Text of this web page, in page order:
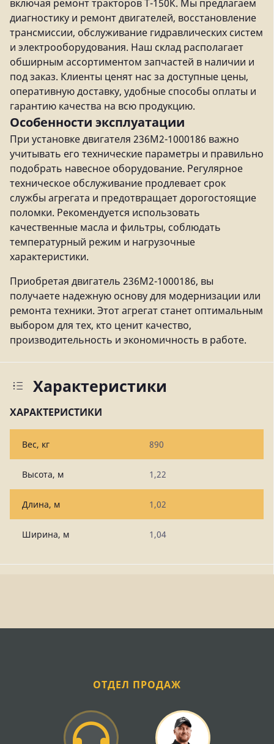
включая ремонт тракторов Т-150К. Мы предлагаем
диагностику и ремонт двигателей, восстановление
трансмиссии, обслуживание гидравлических систем
и электрооборудования. Наш склад располагает
обширным ассортиментом запчастей в наличии и
под заказ. Клиенты ценят нас за доступные цены,
оперативную доставку, удобные способы оплаты и
гарантию качества на всю продукцию.
Особенности эксплуатации
При установке двигателя 236М2-1000186 важно
учитывать его технические параметры и правильно
подобрать навесное оборудование. Регулярное
техническое обслуживание продлевает срок
службы агрегата и предотвращает дорогостоящие
поломки. Рекомендуется использовать
качественные масла и фильтры, соблюдать
температурный режим и нагрузочные
характеристики.
Приобретая двигатель 236М2-1000186, вы
получаете надежную основу для модернизации или
ремонта техники. Этот агрегат станет оптимальным
выбором для тех, кто ценит качество,
производительность и экономичность в работе.
Характеристики
ХАРАКТЕРИСТИКИ
Вес, кг 890
Высота, м 1,22
Длина, м 1,02
Ширина, м 1,04
ОТДЕЛ ПРОДАЖ